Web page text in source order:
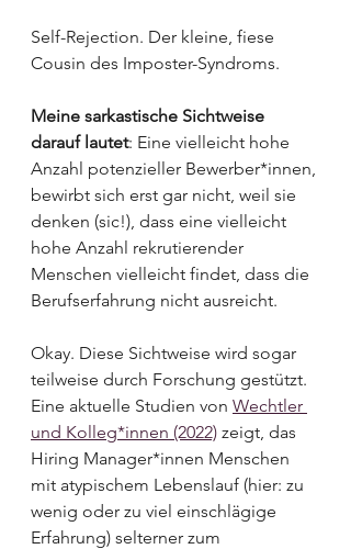
Self-Rejection. Der kleine, fiese
Cousin des Imposter-Syndroms.
Meine sarkastische Sichtweise
darauf lautet: Eine vielleicht hohe
Anzahl potenzieller Bewerber*innen,
bewirbt sich erst gar nicht, weil sie
denken (sic!), dass eine vielleicht
hohe Anzahl rekrutierender
Menschen vielleicht findet, dass die
Berufserfahrung nicht ausreicht.
Okay. Diese Sichtweise wird sogar
teilweise durch Forschung gestützt.
Eine aktuelle Studien von Wechtler
und Kolleg*innen (2022) zeigt, das
Hiring Manager*innen Menschen
mit atypischem Lebenslauf (hier: zu
wenig oder zu viel einschlägige
Erfahrung) selterner zum